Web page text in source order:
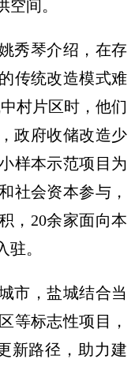
间。
秀琴介绍，在存
传统改造模式难
村片区时，他们
政府收储改造少
样本示范项目为
社会资本参与，
，20余家面向本
。
市，盐城结合当
等标志性项目，
新路径，助力建